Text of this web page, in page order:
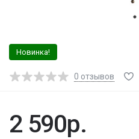
Новинка!
0 отзывов
2 590р.